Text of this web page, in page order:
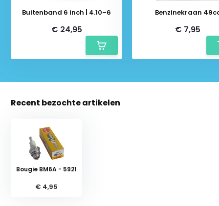
Buitenband 6 inch | 4.10–6
€ 24,95
Benzinekraan
€ 7,95
Recent bezochte artikelen
Bougie BM6A - 5921
€ 4,95